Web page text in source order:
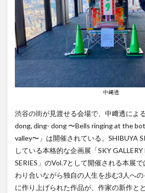
る」を共通
テーマに、
アーティス
トが体験し
た本施設の
インスピレ
ーションを
もとに制作
された作品
が展開され
ズ。7回目と
なる今回
は、美術
家・中﨑透
展「Ding-
dong, ding-
dong 〜
Bells ringing
at the
中﨑透
渋谷の街が見渡せる会場で、中﨑透によ
dong, ding- dong 〜Bells ringing at the
valley〜」は開催されている。SHIBUYA
している本格的な企画展「SKY
SERIES」のVol.7として開催される本展
わり合いながら独自の人生を歩む3人へ
に作り上げられた作品が、作家の新作と